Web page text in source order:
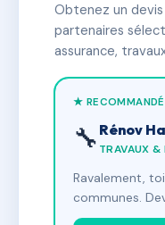
Obtenez un
partenaires
assurance,
★
🔧 Rénov
TRAVAUX
Ravalement,
communes.